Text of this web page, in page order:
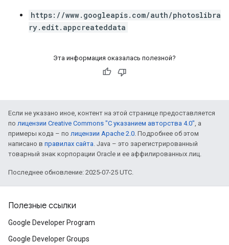
https://www.googleapis.com/auth/photoslibra
ry.edit.appcreateddata
Эта информация оказалась полезной?
Если не указано иное, контент на этой странице предоставляется
по лицензии Creative Commons "С указанием авторства 4.0", а
примеры кода – по лицензии Apache 2.0. Подробнее об этом
написано в правилах сайта. Java – это зарегистрированный
товарный знак корпорации Oracle и ее аффилированных лиц.
Последнее обновление: 2025-07-25 UTC.
Полезные ссылки
Google Developer Program
Google Developer Groups